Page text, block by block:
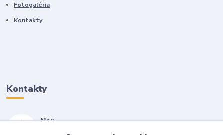
Fotogaléria
Kontakty
Kontakty
Miro